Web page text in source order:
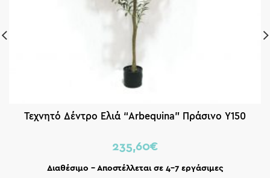
Τεχνητό Δέντρο Ελιά “Arbequina” Πράσινο Υ150
235,60€
Διαθέσιμο – Αποστέλλεται σε 4-7 εργάσιμες